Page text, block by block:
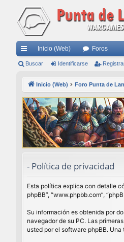
nl
rá
pi
do
Inicio (Web) Foros
Buscar Identificarse
Inicio (Web) Foro Punta de
- Política de privacidad
Esta política explica con detalle
phpBB”, “www.phpbb.com”,
Su información es obtenida por
navegador de su PC. Las
usted por el software phpBB.